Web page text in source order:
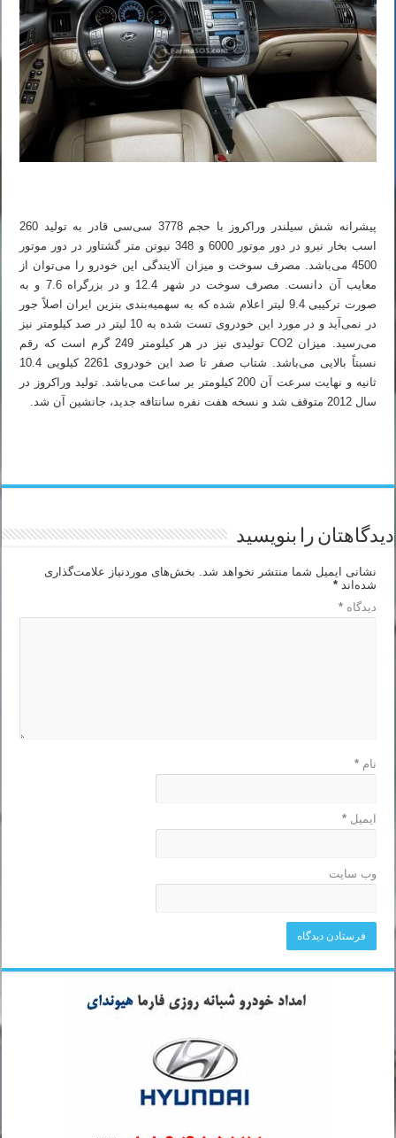
پیشرانه شش سیلندر وراکروز با حجم 3778 سی‌سی قادر به تولید 260
اسب بخار نیرو در دور موتور 6000 و 348 نیوتن متر گشتاور در دور موتور
4500 می‌باشد. مصرف سوخت و میزان آلایندگی این خودرو را می‌توان از
معایب آن دانست. مصرف سوخت در شهر 12.4 و در بزرگراه 7.6 و به
صورت ترکیبی 9.4 لیتر اعلام شده که به سهمیه‌بندی بنزین ایران اصلاً جور
در نمی‌آید و در مورد این خودروی تست شده به 10 لیتر در صد کیلومتر نیز
می‌رسید. میزان CO2 تولیدی نیز در هر کیلومتر 249 گرم است که رقم
نسبتاً بالایی می‌باشد. شتاب صفر تا صد این خودروی 2261 کیلویی 10.4
ثانیه و نهایت سرعت آن 200 کیلومتر بر ساعت می‌باشد. تولید وراکروز در
سال 2012 متوقف شد و نسخه هفت نفره سانتافه جدید، جانشین آن شد.
دیدگاهتان را بنویسید
نشانی ایمیل شما منتشر نخواهد شد.
بخش‌های موردنیاز علامت‌گذاری
شده‌اند*
دیدگاه*
نام*
ایمیل*
وب‌ سایت